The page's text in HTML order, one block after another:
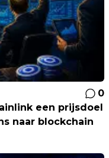
0
een prijsdoel
naar blockchain